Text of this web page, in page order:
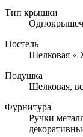
Тип крышки
Постель
Шелковая
Подушка
Шелковая,
Фурнитура
Ручки